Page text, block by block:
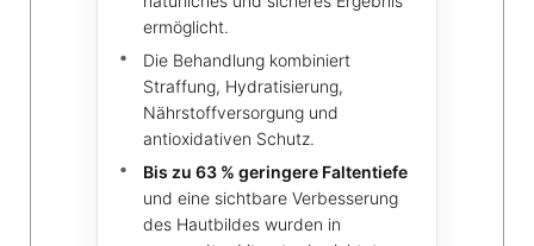
ermöglicht.
Die Behandlung kombiniert
Straffung, Hydratisierung,
Nährstoffversorgung und
antioxidativen Schutz.
Bis zu 63 % geringere Faltentiefe
und eine sichtbare Verbesserung
des Hautbildes wurden in